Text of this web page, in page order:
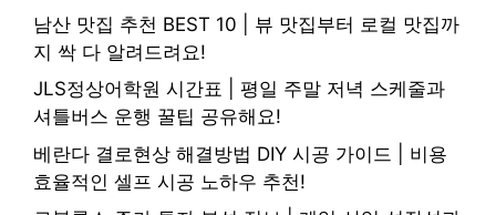
남산 맛집 추천 BEST 10 | 뷰 맛집부터 로컬 맛집까
지 싹 다 알려드려요!
JLS정상어학원 시간표 | 평일 주말 저녁 스케줄과
셔틀버스 운행 꿀팁 공유해요!
베란다 결로현상 해결방법 DIY 시공 가이드 | 비용
효율적인 셀프 시공 노하우 추천!